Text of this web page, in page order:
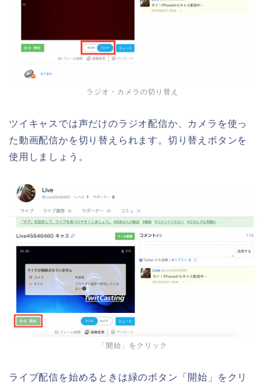
ラジオ・カメラの切り替え
ツイキャスでは声だけのラジオ配信か、カメラを使っ
た動画配信かを切り替えられます。切り替えボタンを
使用しましょう。
「開始」をクリック
ライブ配信を始めるときは緑のボタン「開始」をクリ